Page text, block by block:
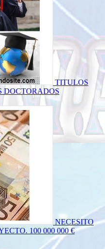
TITULOS
DOCTORADOS
NECESITO
100 000 000 €